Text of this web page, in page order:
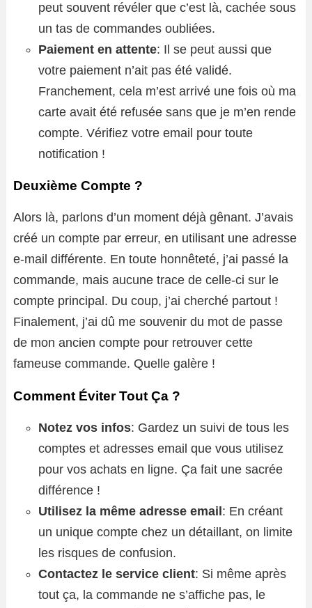
peut souvent révéler que c’est là, cachée sous
un tas de commandes oubliées.
Paiement en attente: Il se peut aussi que
votre paiement n’ait pas été validé.
Franchement, cela m’est arrivé une fois où ma
carte avait été refusée sans que je m’en rende
compte. Vérifiez votre email pour toute
notification !
Deuxième Compte ?
Alors là, parlons d’un moment déjà gênant. J’avais
créé un compte par erreur, en utilisant une adresse
e-mail différente. En toute honnêteté, j’ai passé la
commande, mais aucune trace de celle-ci sur le
compte principal. Du coup, j’ai cherché partout !
Finalement, j’ai dû me souvenir du mot de passe
de mon ancien compte pour retrouver cette
fameuse commande. Quelle galère !
Comment Éviter Tout Ça ?
Notez vos infos: Gardez un suivi de tous les
comptes et adresses email que vous utilisez
pour vos achats en ligne. Ça fait une sacrée
différence !
Utilisez la même adresse email : En créant
un unique compte chez un détaillant, on limite
les risques de confusion.
Contactez le service client: Si même après
tout ça, la commande ne s’affiche pas, le